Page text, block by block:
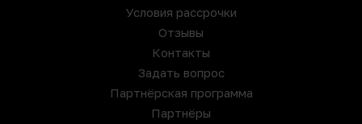
Условия рассрочки
Отзывы
Контакты
Задать вопрос
Партнёрская программа
Партнёры